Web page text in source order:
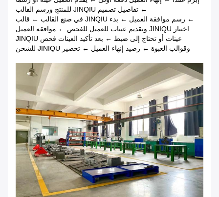
← تفاصيل تصميم JINQIU للمنتج ورسم القالب
← رسم موافقة العميل ← بدء JINQIU في صنع القالب ← قالب
اختبار JINIQU وتقديم عينات للعميل للفحص ← موافقة العميل
عينات أو تحتاج إلى ضبط ← بعد تأكيد العينات فحص JINQIU
وقوالب العبوة ← رصيد إنهاء العميل ← تحضير JINIQU للشحن